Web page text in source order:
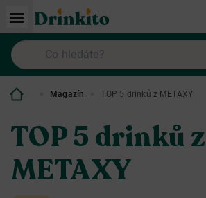
Magazín TOP 5 drinků z METAXY
TOP 5 drinků z
METAXY